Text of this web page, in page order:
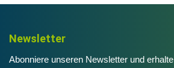
Newsletter
Abonniere unseren Newsletter und erhalte